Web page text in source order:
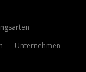
Unternehmen